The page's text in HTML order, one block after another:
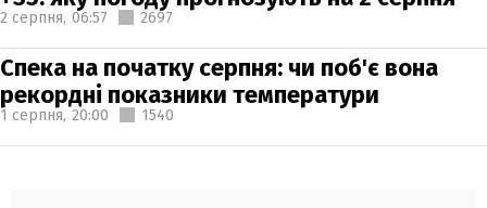
2 серпня, 06:57 2697
Спека на початку серпня: чи поб'є вона
рекордні показники температури
1 серпня, 20:00 1540